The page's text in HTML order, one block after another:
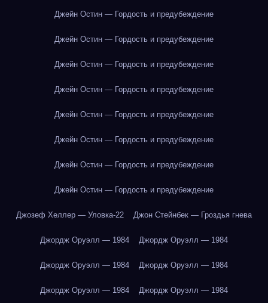
Джейн Остин — Гордость и предубеждение
Джейн Остин — Гордость и предубеждение
Джейн Остин — Гордость и предубеждение
Джейн Остин — Гордость и предубеждение
Джейн Остин — Гордость и предубеждение
Джейн Остин — Гордость и предубеждение
Джейн Остин — Гордость и предубеждение
Джейн Остин — Гордость и предубеждение
Джозеф Хеллер — Уловка-22 Джон Стейнбек — Гроздья гнева
Джордж Оруэлл — 1984 Джордж Оруэлл — 1984
Джордж Оруэлл — 1984 Джордж Оруэлл — 1984
Джордж Оруэлл — 1984 Джордж Оруэлл — 1984